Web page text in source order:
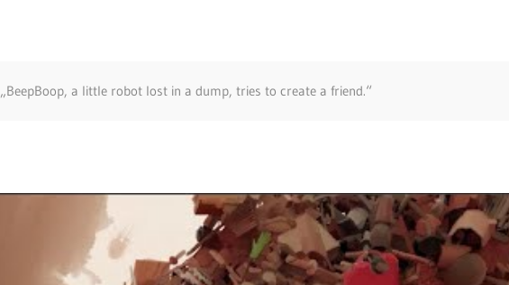
„BeepBoop, a little robot lost in a dump, tries to create a friend.“